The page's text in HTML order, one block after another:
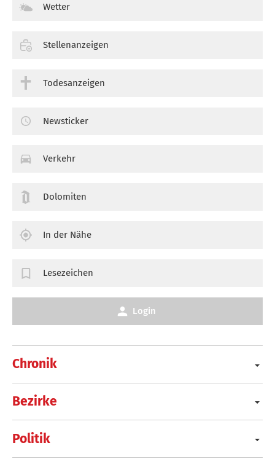
Chronik
Bezirke
Politik
Wetter
Stellenanzeigen
Todesanzeigen
Newsticker
Verkehr
Dolomiten
In der Nähe
Lesezeichen
Login